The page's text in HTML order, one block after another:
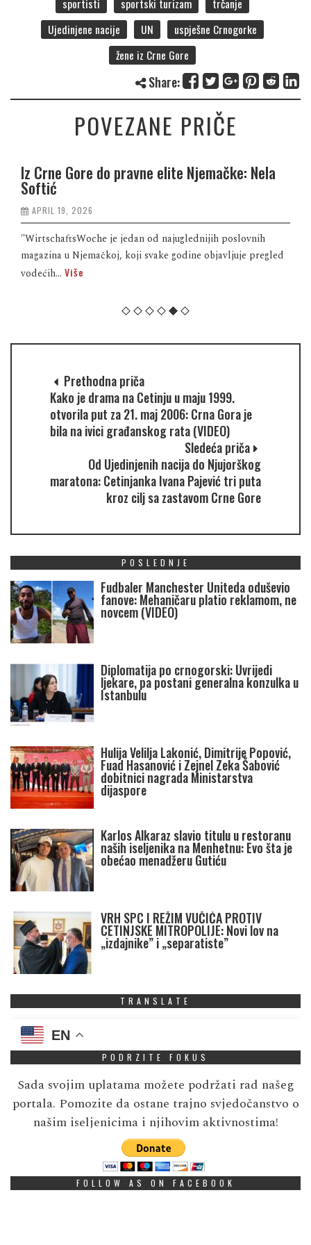
sportisti sportski turizam
trčanje
Ujedinjene nacije
UN
uspješne Crnogorke
žene iz Crne Gore
Share:
POVEZANE PRIČE
Iz Crne Gore do pravne elite Njemačke: Nela
Softić
APRIL 19, 2026
"WirtschaftsWoche je jedan od najuglednijih poslovnih
magazina u Njemačkoj, koji svake godine objavljuje pregled
vodećih... Više
Prethodna priča
Kako je drama na Cetinju u maju 1999.
otvorila put za 21. maj 2006: Crna Gora je
bila na ivici građanskog rata (VIDEO)
Sledeća priča
Od Ujedinjenih nacija do Njujorškog
maratona: Cetinjanka Ivana Pajević tri puta
kroz cilj sa zastavom Crne Gore
POSLEDNJE
Fudbaler Manchester Uniteda oduševio
fanove: Mehaničaru platio reklamom, ne
novcem (VIDEO)
Diplomatija po crnogorski: Uvrijedi
ljekare, pa postani generalna konzulka u
Istanbulu
Hulija Velilja Lakonić, Dimitrije Popović,
Fuad Hasanović i Zejnel Zeka Šabović
dobitnici nagrada Ministarstva
dijaspore
Karlos Alkaraz slavio titulu u restoranu
naših iseljenika na Menhetnu: Evo šta je
obećao menadžeru Gutiću
VRH SPC I REŽIM VUČIĆA PROTIV
CETINJSKE MITROPOLIJE: Novi lov na
„izdajnike” i „separatiste”
TRANSLATE
EN
PODRZITE FOKUS
Sada svojim uplatama možete podržati rad našeg
portala. Pomozite da ostane trajno svjedočanstvo o
našim iseljenicima i njihovim aktivnostima!
FOLLOW AS ON FACEBOOK